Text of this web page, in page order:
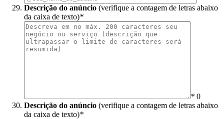
Descrição do anúncio (verifique a contagem de letras abaixo
da caixa de texto)*
* 0
Descrição do anúncio (verifique a contagem de letras abaixo
da caixa de texto)*